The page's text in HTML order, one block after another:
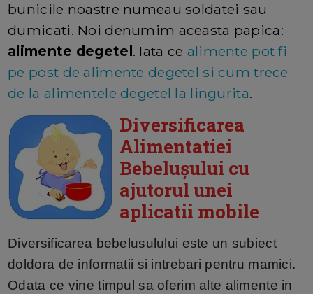
bunicile noastre numeau soldatei sau
dumicati. Noi denumim aceasta papica:
alimente degetel. Iata ce alimente pot fi
pe post de alimente degetel si cum trece
de la alimentele degetel la lingurita.
Diversificarea
Alimentatiei
Bebelușului cu
ajutorul unei
aplicatii mobile
Diversificarea bebelusulului este un subiect
doldora de informatii si intrebari pentru mamici.
Odata ce vine timpul sa oferim alte alimente in